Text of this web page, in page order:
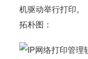
机驱动举行打印。
拓朴图：